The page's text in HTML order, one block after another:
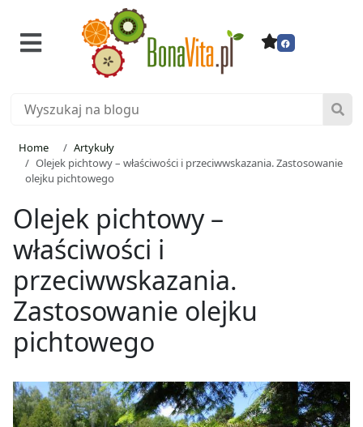
Home
Artykuły
Olejek pichtowy – właściwości i przeciwwskazania. Zastosowanie
olejku pichtowego
Olejek pichtowy –
właściwości i
przeciwwskazania.
Zastosowanie olejku
pichtowego